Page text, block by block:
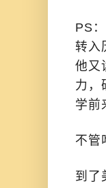
PS
转入
他又
力，
学前
不管
到了